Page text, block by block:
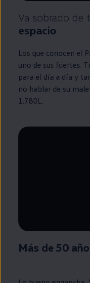
Va sobrado de
espacio
Los que conocen el
uno de sus fuertes.
para el día a día y
no hablar de su
1.780L.
Más de 50